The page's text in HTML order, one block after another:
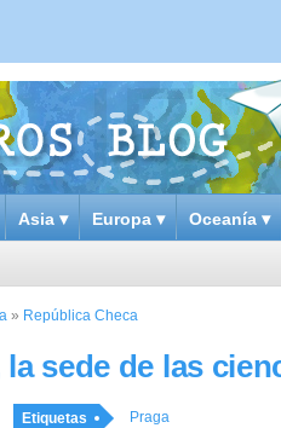
Asia ▾ Europa ▾ Oceanía ▾
» República Checa
sede de las
Etiquetas Praga